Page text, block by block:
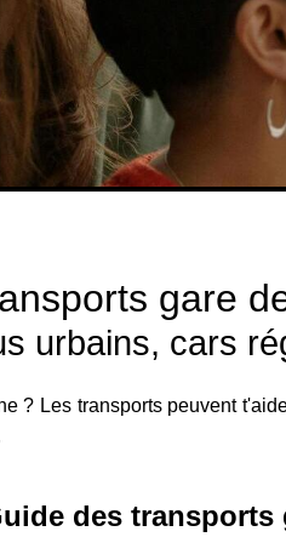
gare
urbains, cars
? Les transports peuvent
des transports